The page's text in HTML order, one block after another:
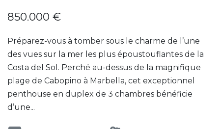
850.000 €
Préparez-vous à tomber sous le charme de l’une
des vues sur la mer les plus époustouflantes de la
Costa del Sol. Perché au-dessus de la magnifique
plage de Cabopino à Marbella, cet exceptionnel
penthouse en duplex de 3 chambres bénéficie
d’une...